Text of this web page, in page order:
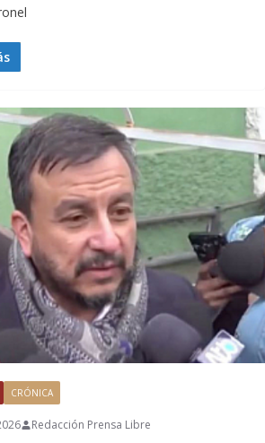
CRÓNICA
Redacción Prensa Libre